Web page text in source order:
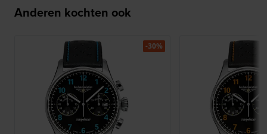
Anderen kochten ook
-30%